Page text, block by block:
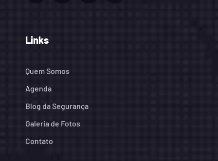
Links
Quem Somos
Agenda
Blog da Segurança
Galeria de Fotos
Contato